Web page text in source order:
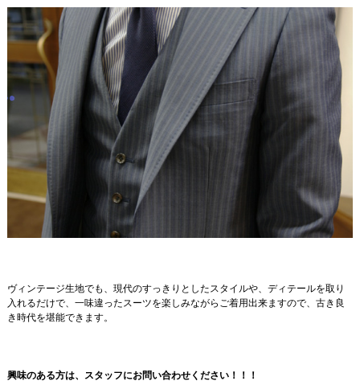
ヴィンテージ生地でも、現代のすっきりとしたスタイルや、ディテールを取り
入れるだけで、一味違ったスーツを楽しみながらご着用出来ますので、古き良
き時代を堪能できます。
興味のある方は、スタッフにお問い合わせください！！！